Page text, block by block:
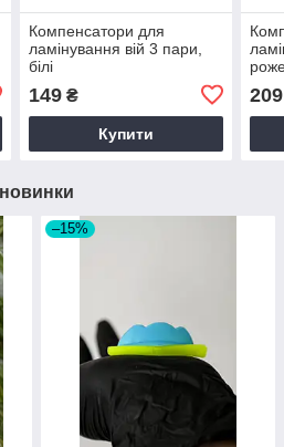
Компенсатори для
ламінування вій 3 пари,
білі
149₴
Купити
209
новинки
–15%